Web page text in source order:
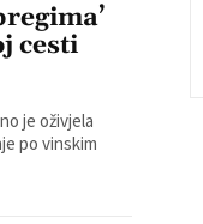
cesti
je oživjela
po vinskim